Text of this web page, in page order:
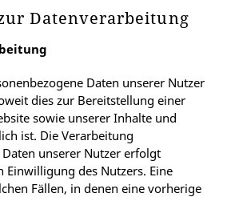
Datenverarbeitung
Daten unserer Nutzer
dies zur Bereitstellung einer
sowie unserer Inhalte und
ist. Die Verarbeitung
unserer Nutzer erfolgt
Einwilligung des Nutzers. Eine
Fällen, in denen eine vorherige